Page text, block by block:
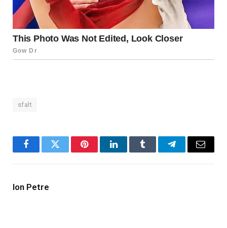
sfalt
FacebookTwitter PinterestLinkedInTumblr TelegramEmail
Ion Petre